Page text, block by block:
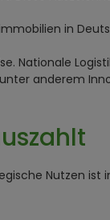
in
Nationale
anderem
Nutzen